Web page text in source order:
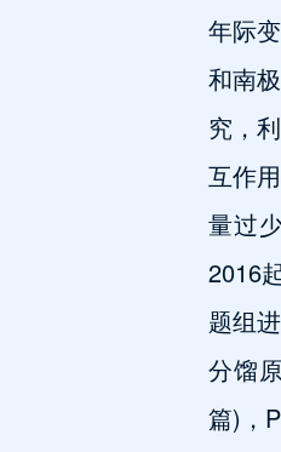
年际
和南
究，
互作
量过
2016
题组
分馏
篇)，